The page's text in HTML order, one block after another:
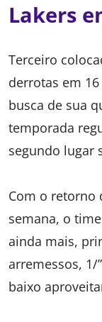
Lakers
Terceiro
derrotas em
busca de sua
temporada
segundo lugar
Com o retorno
semana, o
ainda mais,
arremessos, 1/
baixo